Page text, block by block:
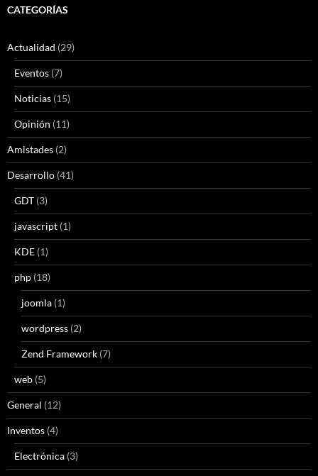
CATEGORÍAS
Actualidad (29)
Eventos (7)
Noticias (15)
Opinión (11)
Amistades (2)
Desarrollo (41)
GDT (3)
javascript (1)
KDE (1)
php (18)
joomla (1)
wordpress (2)
Zend Framework (7)
web (5)
General (12)
Inventos (4)
Electrónica (3)